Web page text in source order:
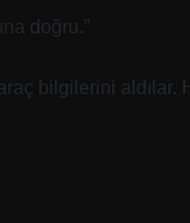
doğru.”
bilgilerini